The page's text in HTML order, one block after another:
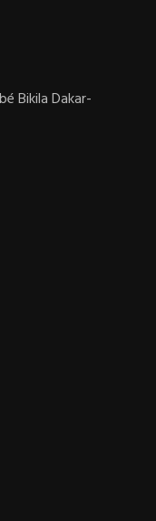
Bikila Dakar-